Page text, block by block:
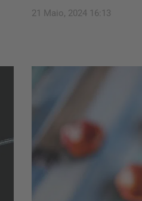
21 Maio, 2024 16:13